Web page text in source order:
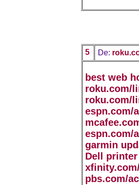
5 De:
best web
roku.com/
roku.com/
espn.com/
espn.com/
garmin
Dell
pbs.com/